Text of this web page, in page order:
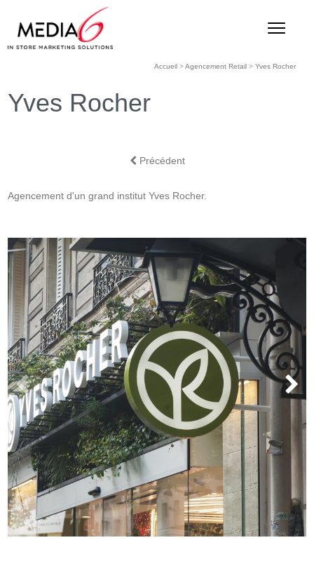
Accueil>Agencement Retail> Yves Rocher
Yves Rocher
Précédent
Agencement d'un grand institut Yves Rocher.